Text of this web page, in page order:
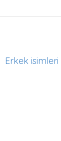
Erkek isimleri